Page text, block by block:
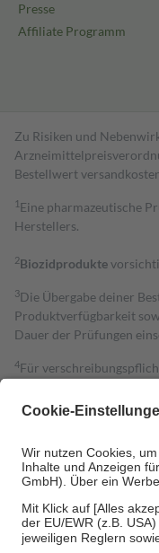
Presse
Affiliate Programm
Zu Risiken und
Bestell­wert
1 Eine pharmazeutische
Herstellers.
2Biozidprodukte
3Die Übergabe deiner
Produktverfügbarkeit
Dauer der Prüfungen
4Für
Grundsätzlich leisten
Bei Heilmitteln und
Um das Engagement
• Untersuchungen zur
• empfohlenen